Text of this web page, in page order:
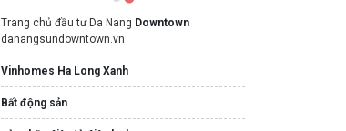
Trang chủ đầu tư Da Nang Downtown
danangsundowntown.vn
Vinhomes Ha Long Xanh
Bất động sản